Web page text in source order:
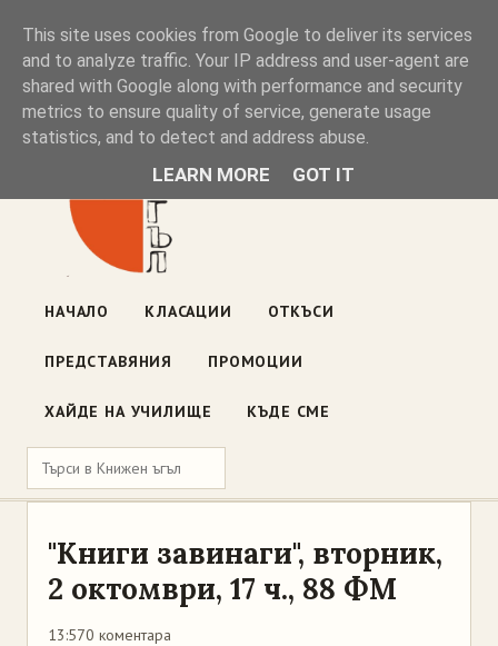
Книжен ъгъл
Блог на книжарницата — класации, откъси, нови книги
ул. „Оборище" 117, София· пон–пет 10:00–19:00 ·
НАЧАЛО КЛАСАЦИИ ОТКЪСИ
ПРЕДСТАВЯНИЯ ПРОМОЦИИ
ХАЙДЕ НА УЧИЛИЩЕ КЪДЕ СМЕ
"Книги завинаги", вторник,
2 октомври, 17 ч., 88 ФМ
13:570 коментара
This site uses cookies from Google to deliver its services
and to analyze traffic. Your IP address and user-agent are
shared with Google along with performance and security
metrics to ensure quality of service, generate usage
statistics, and to detect and address abuse.
LEARN MORE GOT IT